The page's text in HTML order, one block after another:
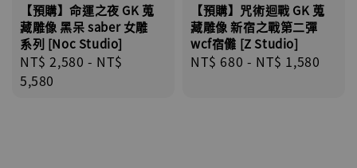
【預購】命運之夜 GK 蒐
藏雕像 黑呆 saber 女雕
系列 [Noc Studio]
Regular
price
NT$ 2,580 - NT$
5,580
【預購】咒術迴戰 GK 蒐
藏雕像 新宿之戰第二彈
wcf宿儺 [Z Studio]
Regular
NT$ 680 - NT$ 1,580